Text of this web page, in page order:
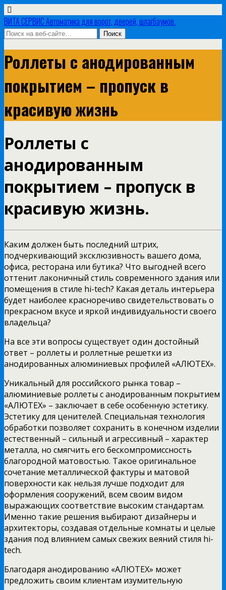
ВИТА СЕРВИС Автоматика для ворот, дверей, шлагбаумов.
Роллеты с анодированным
покрытием – пропуск в
красивую жизнь
Роллеты с
анодированным
покрытием – пропуск в
красивую жизнь.
Каким должен быть последний штрих,
подчеркивающий эксклюзивность вашего дома,
офиса, ресторана или бутика? Что выгодней всего
оттенит лаконичный стиль современного здания или
помещения в стиле hi-tech? Какая деталь интерьера
будет наиболее красноречиво свидетельствовать о
прекрасном вкусе и яркой индивидуальности своего
владельца?
На все эти вопросы существует один достойный
ответ – роллеты и роллетные решетки из
анодированных алюминиевых профилей «АЛЮТЕХ».
Уникальный для российского рынка товар –
алюминиевые роллеты с анодированным покрытием
«АЛЮТЕХ» – заключает в себе особенную эстетику.
Эстетику для ценителей. Специальная технология
обработки позволяет сохранить в конечном изделии
естественный – сильный и агрессивный – характер
металла, но смягчить его бескомпромиссность
благородной матовостью. Такое оригинальное
сочетание металлической фактуры и матовой
поверхности как нельзя лучше подходит для
оформления сооружений, всем своим видом
выражающих соответствие высоким стандартам.
Именно такие решения выбирают дизайнеры и
архитекторы, создавая отдельные комнаты и целые
здания под влиянием самых свежих веяний стиля hi-
tech.
Благодаря анодированию «АЛЮТЕХ» может
предложить своим клиентам изумительную